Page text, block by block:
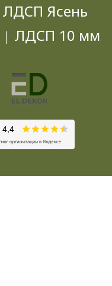
ЛДСП Ясень
| ЛДСП 10 мм